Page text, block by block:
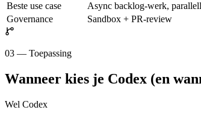
Beste use case
Async backlog-werk,
Governance
Sandbox + PR-review
03 — Toepassing
Wanneer kies je Codex (en
Wel Codex